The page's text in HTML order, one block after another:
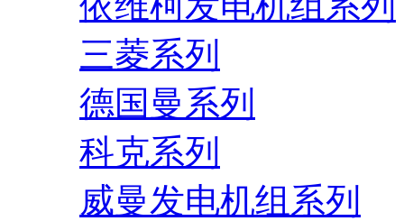
三菱系列
德国曼系列
科克系列
威曼发电机组系列